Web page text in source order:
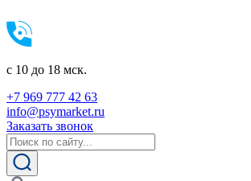
c 10 до 18 мск.
+7 969 777 42 63
info@psymarket.ru
Заказать звонок